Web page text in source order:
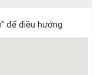
để điều hướng